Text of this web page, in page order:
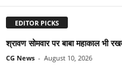
EDITOR PICKS
श्रावण सोमवार पर बाबा महाकाल भी
CG News - August 10, 2026